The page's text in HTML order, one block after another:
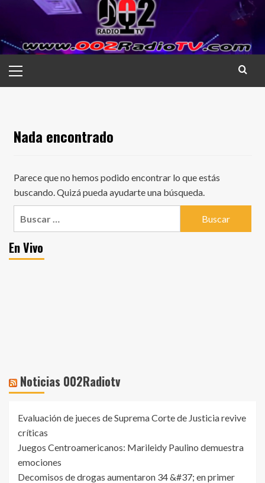
contenido
principal
Nada encontrado
Parece que no hemos podido encontrar lo que estás
buscando. Quizá pueda ayudarte una búsqueda.
En Vivo
Noticias 002Radiotv
Evaluación de jueces de Suprema Corte de Justicia revive
críticas
Juegos Centroamericanos: Marileidy Paulino demuestra
emociones
Decomisos de drogas aumentaron 34 &#37; en primer